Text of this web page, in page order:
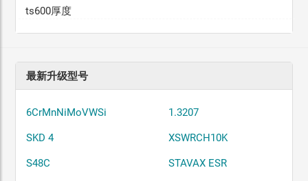
ts600厚度
最新升级型号
6CrMnNiMoVWSi 1.3207
SKD 4 XSWRCH10K
S48C STAVAX ESR